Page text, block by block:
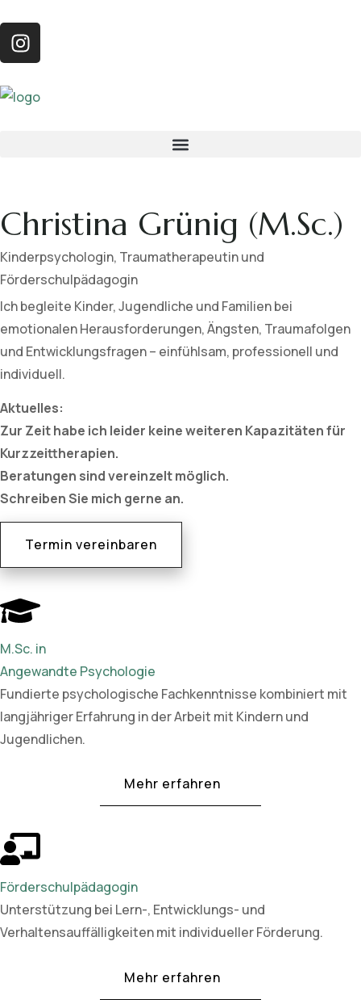
Christina Grünig (M.Sc.)
Kinderpsychologin, Traumatherapeutin und
Förderschulpädagogin
Ich begleite Kinder, Jugendliche und Familien bei
emotionalen Herausforderungen, Ängsten, Traumafolgen
und Entwicklungsfragen – einfühlsam, professionell und
individuell.
Aktuelles:
Zur Zeit habe ich leider keine weiteren Kapazitäten für
Kurzzeittherapien.
Beratungen sind vereinzelt möglich.
Schreiben Sie mich gerne an.
Termin vereinbaren
M.Sc. in
Angewandte Psychologie
Fundierte psychologische Fachkenntnisse kombiniert mit
langjähriger Erfahrung in der Arbeit mit Kindern und
Jugendlichen.
Mehr erfahren
Förderschulpädagogin
Unterstützung bei Lern-, Entwicklungs- und
Verhaltensauffälligkeiten mit individueller Förderung.
Mehr erfahren